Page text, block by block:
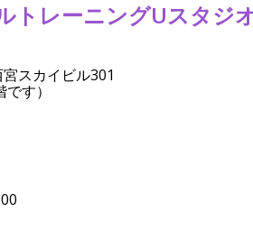
トレーニングUスタジ
スカイビル301
す）